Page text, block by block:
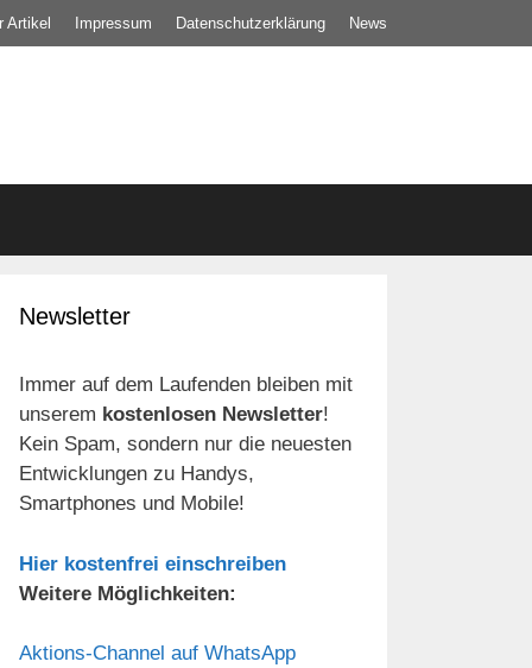
Artikel Impressum Datenschutz­erklärung News
Newsletter
Immer auf dem Laufenden bleiben mit
unserem kostenlosen Newsletter!
Kein Spam, sondern nur die neuesten
Entwicklungen zu Handys,
Smartphones und Mobile!
Hier kostenfrei einschreiben
Weitere Möglichkeiten:
Aktions-Channel auf WhatsApp